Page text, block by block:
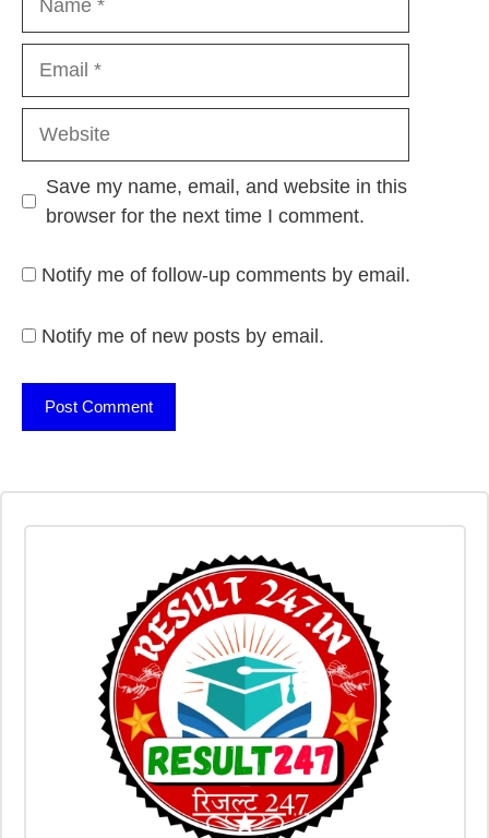
Save my name, email, and website in this
browser for the next time I comment.
Notify me of follow-up comments by email.
Notify me of new posts by email.